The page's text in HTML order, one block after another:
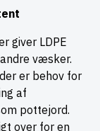
giver LDPE
væsker.
er behov for
af
pottejord.
over for en